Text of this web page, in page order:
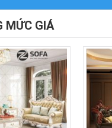
MỨC GIÁ